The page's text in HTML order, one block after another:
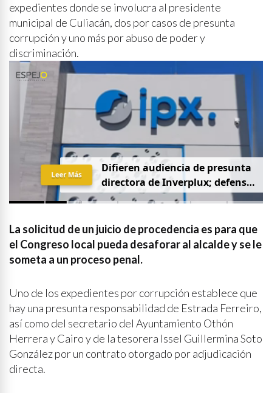
expedientes donde se involucra al presidente
municipal de Culiacán, dos por casos de presunta
corrupción y uno más por abuso de poder y
discriminación.
Difieren audiencia de presunta
directora deInverplux; defensa
pidequeseaprivadaysin
Leer Más
La solicitud de un juicio de procedencia es para que
el Congreso local pueda desaforar al alcalde y se le
someta a un proceso penal.
Uno de los expedientes por corrupción establece que
hay una presunta responsabilidad de Estrada Ferreiro,
así como del secretario del Ayuntamiento Othón
Herrera y Cairo y de la tesorera Issel Guillermina Soto
González por un contrato otorgado por adjudicación
directa.